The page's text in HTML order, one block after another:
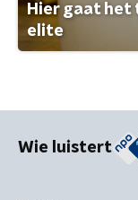
Hier gaat het
elite
Wie luistert